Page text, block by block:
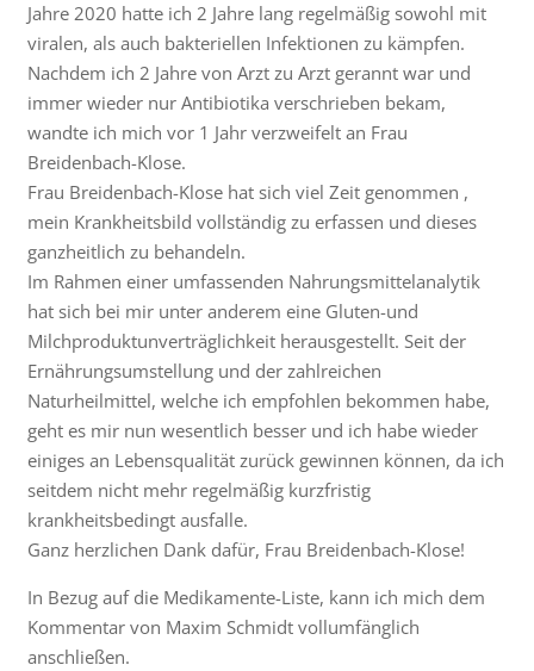
Jahre 2020 hatte ich 2 Jahre lang regelmäßig sowohl mit
viralen, als auch bakteriellen Infektionen zu kämpfen.
Nachdem ich 2 Jahre von Arzt zu Arzt gerannt war und
immer wieder nur Antibiotika verschrieben bekam,
wandte ich mich vor 1 Jahr verzweifelt an Frau
Breidenbach-Klose.
Frau Breidenbach-Klose hat sich viel Zeit genommen ,
mein Krankheitsbild vollständig zu erfassen und dieses
ganzheitlich zu behandeln.
Im Rahmen einer umfassenden Nahrungsmittelanalytik
hat sich bei mir unter anderem eine Gluten-und
Milchproduktunverträglichkeit herausgestellt. Seit der
Ernährungsumstellung und der zahlreichen
Naturheilmittel, welche ich empfohlen bekommen habe,
geht es mir nun wesentlich besser und ich habe wieder
einiges an Lebensqualität zurück gewinnen können, da ich
seitdem nicht mehr regelmäßig kurzfristig
krankheitsbedingt ausfalle.
Ganz herzlichen Dank dafür, Frau Breidenbach-Klose!
In Bezug auf die Medikamente-Liste, kann ich mich dem
Kommentar von Maxim Schmidt vollumfänglich
anschließen.